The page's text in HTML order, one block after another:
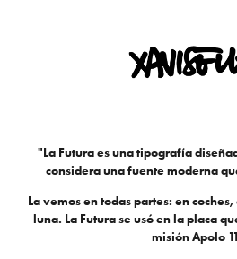
"La Futura es una tipografía
considera una fuente moderna
La vemos en todas partes: en
luna. La Futura se usó en la placa
misión Apolo